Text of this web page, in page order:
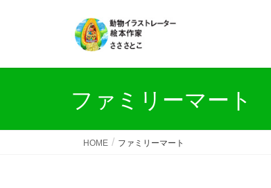
ファミリーマート
HOME ファミリーマート